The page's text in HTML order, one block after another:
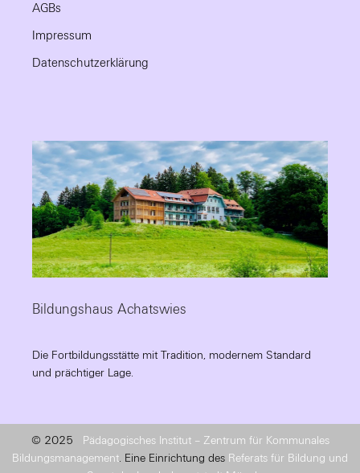
AGBs
Impressum
Datenschutzerklärung
Bildungshaus Achatswies
Die Fortbildungsstätte mit Tradition, modernem Standard
und prächtiger Lage.
© 2025 Pädagogisches Institut – Zentrum für Kommunales
Bildungsmanagement. Eine Einrichtung des Referats für Bildung und